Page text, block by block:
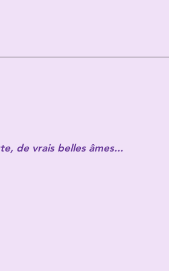
de vrais belles âmes...